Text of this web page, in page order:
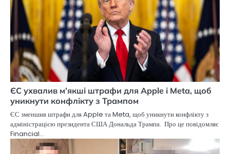
ЄС ухвалив м’якші штрафи для Apple і Meta, щоб
уникнути конфлікту з Трампом
ЄС зменшив штрафи для Apple та Meta, щоб уникнути конфлікту з
адміністрацією президента США Дональда Трампа. Про це повідомляє
Financial…